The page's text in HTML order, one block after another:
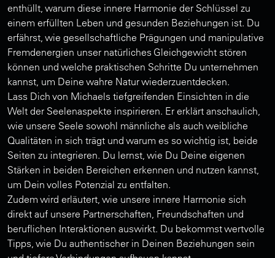
enthüllt, warum diese innere Harmonie der Schlüssel zu
einem erfüllten Leben und gesunden Beziehungen ist. Du
erfährst, wie gesellschaftliche Prägungen und manipulative
Fremdenergien unser natürliches Gleichgewicht stören
können und welche praktischen Schritte Du unternehmen
kannst, um Deine wahre Natur wiederzuentdecken.
Lass Dich von Michaels tiefgreifenden Einsichten in die
Welt der Seelenaspekte inspirieren. Er erklärt anschaulich,
wie unsere Seele sowohl männliche als auch weibliche
Qualitäten in sich trägt und warum es so wichtig ist, beide
Seiten zu integrieren. Du lernst, wie Du Deine eigenen
Stärken in beiden Bereichen erkennen und nutzen kannst,
um Dein volles Potenzial zu entfalten.
Zudem wird erläutert, wie unsere innere Harmonie sich
direkt auf unsere Partnerschaften, Freundschaften und
beruflichen Interaktionen auswirkt. Du bekommst wertvolle
Tipps, wie Du authentischer in Deinen Beziehungen sein